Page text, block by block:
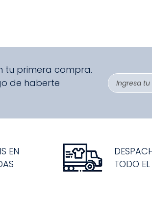
tu primera compra.
de haberte
EN
TODO EL